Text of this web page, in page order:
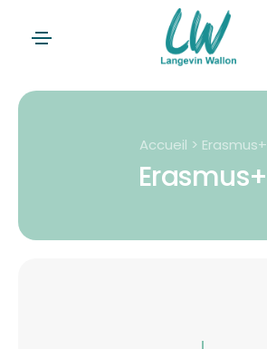
Accueil > Erasmus+
Erasmus+